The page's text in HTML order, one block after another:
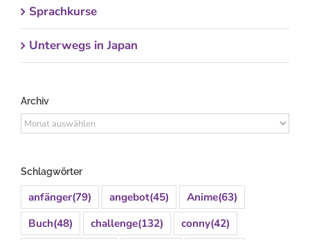
Sprachkurse
Unterwegs in Japan
Archiv
Archiv
Schlagwörter
anfänger(79) angebot(45) Anime(63)
Buch(48) challenge(132) conny(42)